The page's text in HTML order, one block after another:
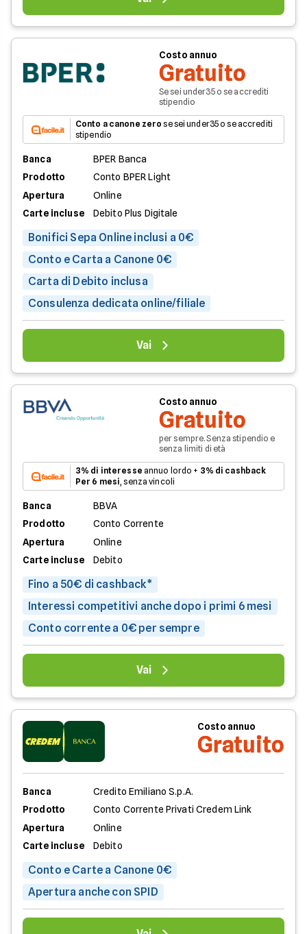
Costo annuo
Gratuito
Se sei under35 o se accrediti
stipendio
Conto a canone zero se sei under35 o se accrediti
stipendio
Banca
BPER Banca
Prodotto
Conto BPER Light
Apertura
Online
Carte incluse
Debito Plus Digitale
Bonifici Sepa Online inclusi a 0€
Conto e Carta a Canone 0€
Carta di Debito inclusa
Consulenza dedicata online/filiale
Vai
Costo annuo
Gratuito
per sempre. Senza stipendio e
senza limiti di età
3% di interesse annuo lordo + 3% di cashback
Per 6 mesi, senza vincoli
Banca
BBVA
Prodotto
Conto Corrente
Apertura
Online
Carte incluse
Debito
Fino a 50€ di cashback*
Interessi competitivi anche dopo i primi 6 mesi
Conto corrente a 0€ per sempre
Vai
Costo annuo
Gratuito
Banca
Credito Emiliano S.p.A.
Prodotto
Conto Corrente Privati Credem Link
Apertura
Online
Carte incluse
Debito
Conto e Carte a Canone 0€
Apertura anche con SPID